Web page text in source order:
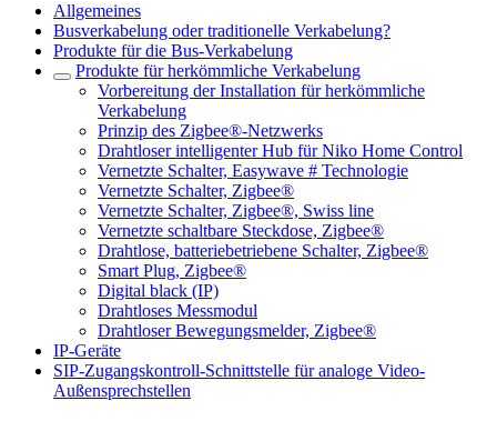
Allgemeines
Busverkabelung oder traditionelle Verkabelung?
Produkte für die Bus-Verkabelung
Produkte für herkömmliche Verkabelung
Vorbereitung der Installation für herkömmliche
Verkabelung
Prinzip des Zigbee®-Netzwerks
Drahtloser intelligenter Hub für Niko Home Control
Vernetzte Schalter, Easywave # Technologie
Vernetzte Schalter, Zigbee®
Vernetzte Schalter, Zigbee®, Swiss line
Vernetzte schaltbare Steckdose, Zigbee®
Drahtlose, batteriebetriebene Schalter, Zigbee®
Smart Plug, Zigbee®
Digital black (IP)
Drahtloses Messmodul
Drahtloser Bewegungsmelder, Zigbee®
IP-Geräte
SIP-Zugangskontroll-Schnittstelle für analoge Video-
Außensprechstellen